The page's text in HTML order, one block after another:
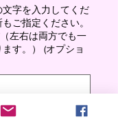
字を入力してくだ
ご指定ください。
左右は両方でも一
す。） (オプショ
0/500